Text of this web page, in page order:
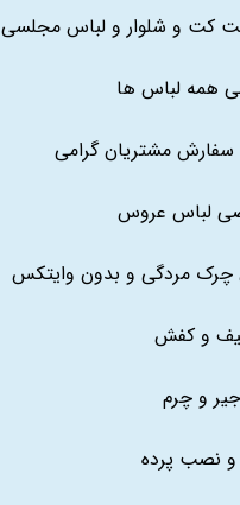
کت و شلوار و لباس مجلسی
همه لباس ها
مشتریان گرامی
لباس عروس
مردگی و بدون وایتکس
و کفش
و چرم
و نصب پرده